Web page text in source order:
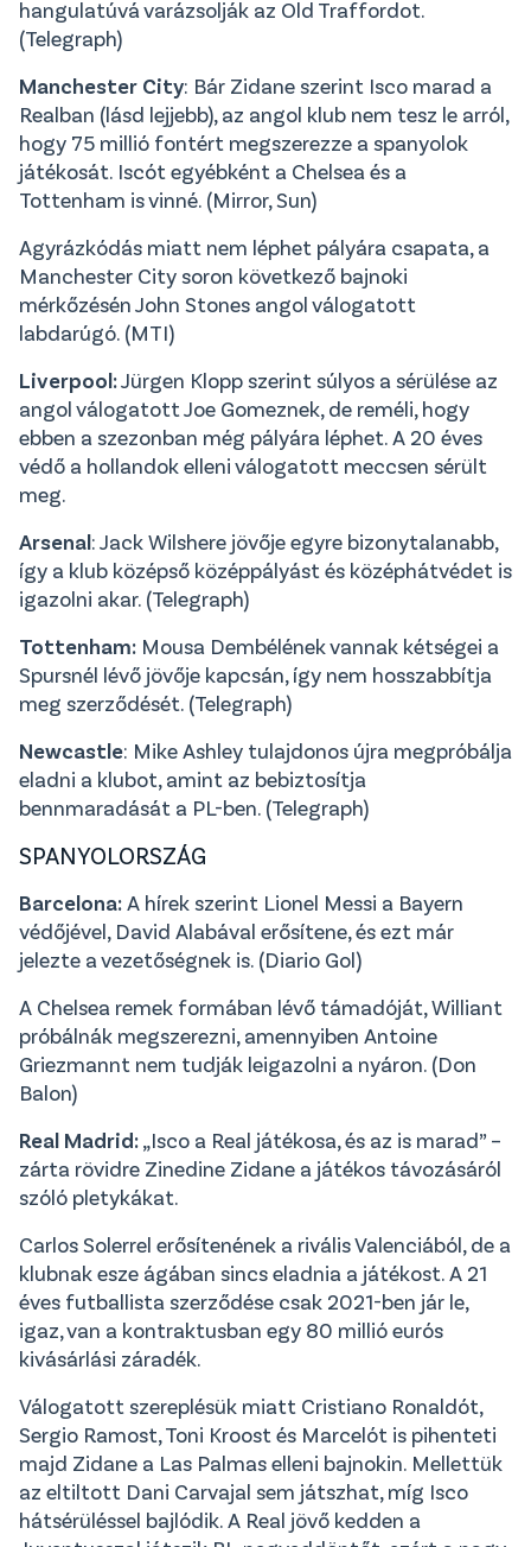
hangulatúvá varázsolják az Old Traffordot.
(Telegraph)
Manchester City: Bár Zidane szerint Isco marad a
Realban (lásd lejjebb), az angol klub nem tesz le arról,
hogy 75 millió fontért megszerezze a spanyolok
játékosát. Iscót egyébként a Chelsea és a
Tottenham is vinné. (Mirror, Sun)
Agyrázkódás miatt nem léphet pályára csapata, a
Manchester City soron következő bajnoki
mérkőzésén John Stones angol válogatott
labdarúgó. (MTI)
Liverpool:Jürgen Klopp szerint súlyos a sérülése az
angol válogatott Joe Gomeznek, de reméli, hogy
ebben a szezonban még pályára léphet. A 20 éves
védő a hollandok elleni válogatott meccsen sérült
meg.
Arsenal: Jack Wilshere jövője egyre bizonytalanabb,
így a klub középső középpályást és középhátvédet is
igazolni akar. (Telegraph)
Tottenham: Mousa Dembélének vannak kétségei a
Spursnél lévő jövője kapcsán, így nem hosszabbítja
meg szerződését. (Telegraph)
Newcastle: Mike Ashley tulajdonos újra megpróbálja
eladni a klubot, amint az bebiztosítja
bennmaradását a PL-ben. (Telegraph)
SPANYOLORSZÁG
Barcelona:A hírek szerint Lionel Messi a Bayern
védőjével, David Alabával erősítene, és ezt már
jelezte a vezetőségnek is. (Diario Gol)
A Chelsea remek formában lévő támadóját, Williant
próbálnák megszerezni, amennyiben Antoine
Griezmannt nem tudják leigazolni a nyáron. (Don
Balon)
Real Madrid:„Isco a Real játékosa, és az is marad” –
zárta rövidre Zinedine Zidane a játékos távozásáról
szóló pletykákat.
Carlos Solerrel erősítenének a rivális Valenciából, de a
klubnak esze ágában sincs eladnia a játékost. A 21
éves futballista szerződése csak 2021-ben jár le,
igaz, van a kontraktusban egy 80 millió eurós
kivásárlási záradék.
Válogatott szereplésük miatt Cristiano Ronaldót,
Sergio Ramost, Toni Kroost és Marcelót is pihenteti
majd Zidane a Las Palmas elleni bajnokin. Mellettük
az eltiltott Dani Carvajal sem játszhat, míg Isco
hátsérüléssel bajlódik. A Real jövő kedden a